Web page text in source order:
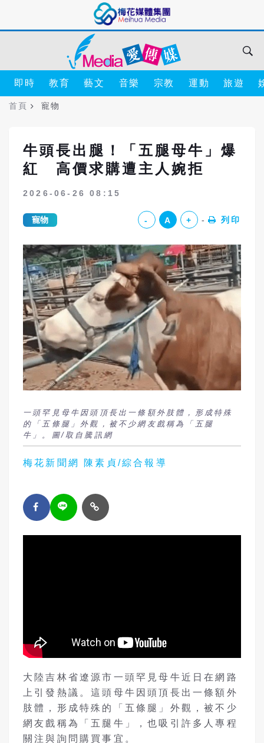
即時 教育 藝文 音樂 宗教 運動 旅遊
首頁 寵物
牛頭長出腿！「五腿母牛」爆
紅 高價求購遭主人婉拒
2026-06-26 08:15
寵物 - A + 列印
一頭罕見母牛因頭頂長出一條額外肢體，形成特殊
的「五條腿」外觀，被不少網友戲稱為「五腿
牛」。圖/取自騰訊網
梅花新聞網 陳素貞/綜合報導
大陸吉林省遼源市一頭罕見母牛近日在網路
上引發熱議。這頭母牛因頭頂長出一條額外
肢體，形成特殊的「五條腿」外觀，被不少
網友戲稱為「五腿牛」，也吸引許多人專程
關注與詢問購買事宜。